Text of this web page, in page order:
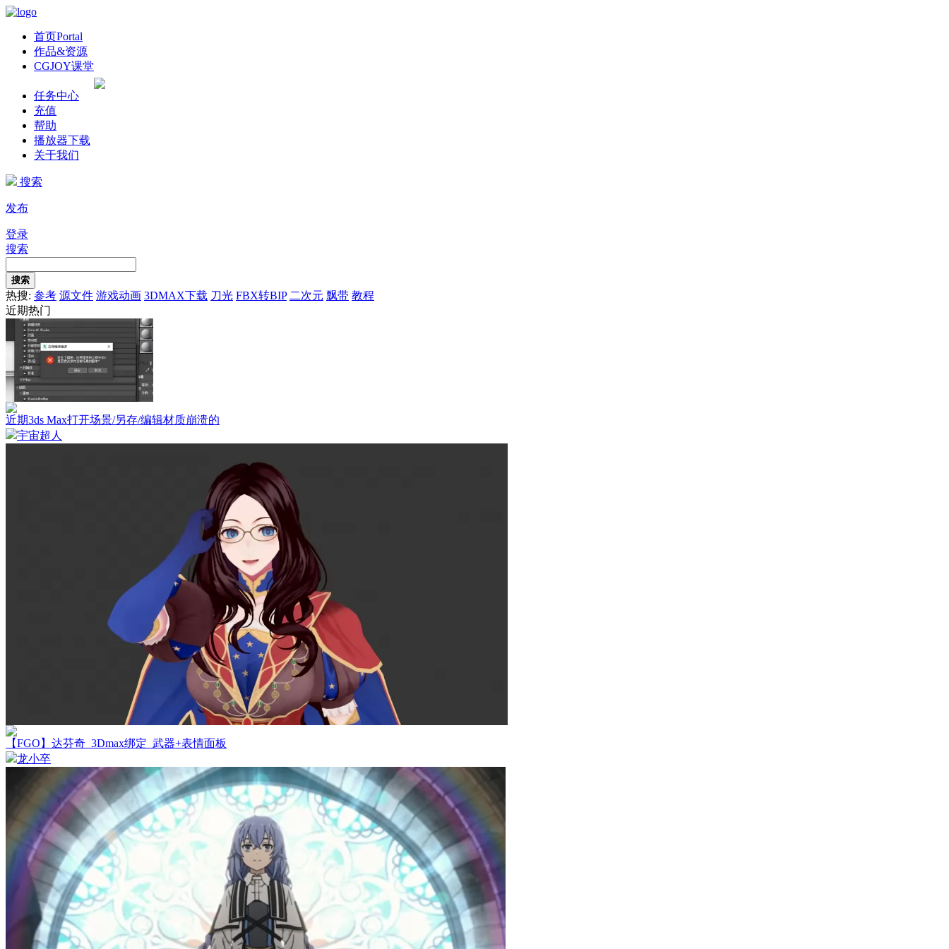
首页Portal
作品&资源
CGJOY课堂
任务中心
充值
帮助
播放器下载
关于我们
搜索
发布
登录
搜索
搜索
热搜: 参考 源文件 游戏动画 3DMAX下载 刀光 FBX转BIP 二次元 飘带 教程
近期热门
近期3ds Max打开场景/另存/编辑材质崩溃的
宇宙超人
【FGO】达芬奇_3Dmax绑定_武器+表情面板
龙小卒